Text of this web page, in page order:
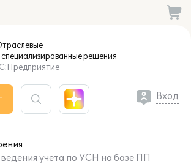
специализированныерешения
Вход
учета по УСН на базе ПП